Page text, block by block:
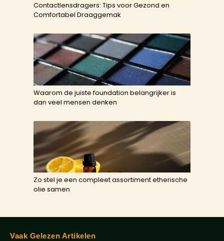
Contactlensdragers: Tips voor Gezond en
Comfortabel Draaggemak
Waarom de juiste foundation belangrijker is
dan veel mensen denken
Zo stel je een compleet assortiment etherische
olie samen
Vaak Gelezen Artikelen